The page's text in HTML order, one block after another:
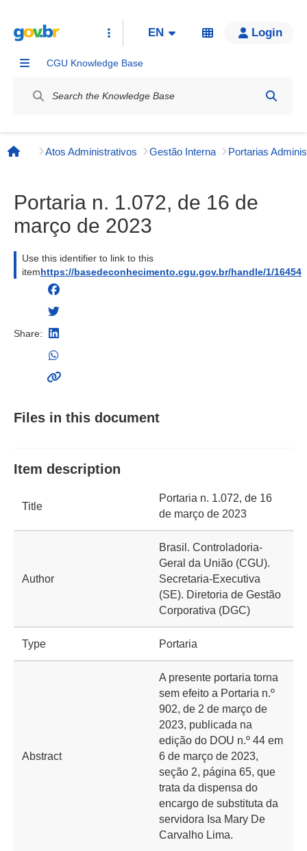
EN Login
CGU Knowledge Base
Página inicial
Atos Administrativos Gestão Interna
Portaria n. 1.072, de 16 de
março de 2023
Use this identifier to link to this
itemhttps://basedeconhecimento.cgu.gov.br/handle/1/16454
Share:
Files in this document
Item description
Title
Portaria n. 1.072, de 16
de março de 2023
Author
Brasil. Controladoria-
Geral da União (CGU).
Secretaria-Executiva
(SE). Diretoria de Gestão
Corporativa (DGC)
Type Portaria
Abstract
A presente portaria torna
sem efeito a Portaria n.º
902, de 2 de março de
2023, publicada na
edição do DOU n.º 44 em
6 de março de 2023,
seção 2, página 65, que
trata da dispensa do
encargo de substituta da
servidora Isa Mary De
Carvalho Lima.